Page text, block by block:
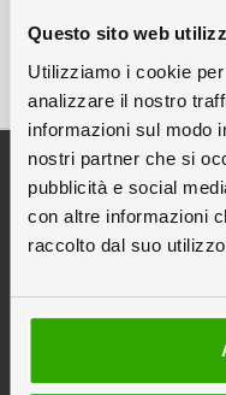
Questo sito web
Utilizziamo i cookie
analizzare il nostro
informazioni sul modo
nostri partner che si
pubblicità e social
con altre informazioni
raccolto dal suo
[Continua]
Categorie Principali
Espositori da Banco
Stampa Pannelli